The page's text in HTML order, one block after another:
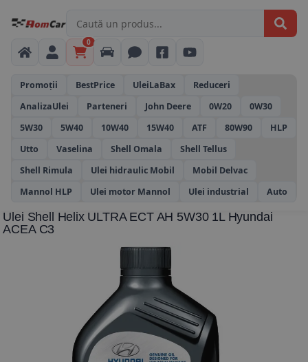
0
Promoții BestPrice UleiLaBax
Reduceri
AnalizaUlei
Parteneri John Deere 0W20
0W30
5W30
5W40 10W40 15W40 ATF 80W90
HLP
Utto
Vaselina Shell Omala
Shell Tellus
Shell Rimula
Ulei hidraulic Mobil
Mobil Delvac
Mannol HLP
Ulei motor Mannol Ulei industrial Auto
Ulei Shell Helix ULTRA ECT AH 5W30 1L Hyundai
ACEA C3